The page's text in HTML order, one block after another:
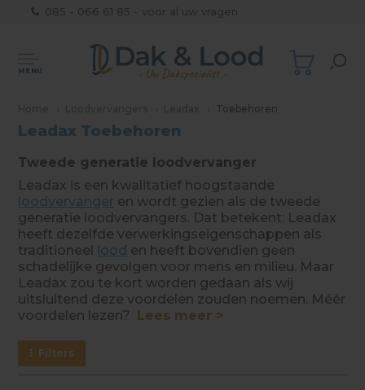
MENU
Toebehoren
Leadax Toebehoren
Tweede generatie loodvervanger
Leadax is een kwalitatief hoogstaande
loodvervanger en wordt gezien als de tweede
generatie loodvervangers. Dat betekent: Leadax
heeft dezelfde verwerkingseigenschappen als
traditioneel lood en heeft bovendien geen
schadelijke gevolgen voor mens en milieu. Maar
Leadax zou te kort worden gedaan als wij
uitsluitend deze voordelen zouden noemen. Méér
voordelen lezen? Lees meer >
Filters